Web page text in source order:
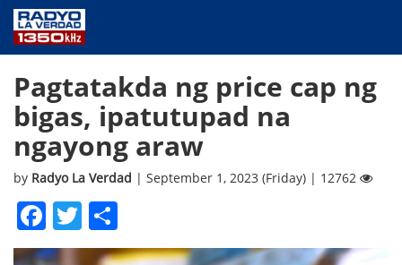
PUBLIC SERVICE
ANNOUNCEMENTS
PROGRAMS
ABOUT
Pagtatakda ng price cap ng
bigas, ipatutupad na
ngayong araw
by Radyo La Verdad | September 1, 2023 (Friday) | 12762
Facebook
Twitter